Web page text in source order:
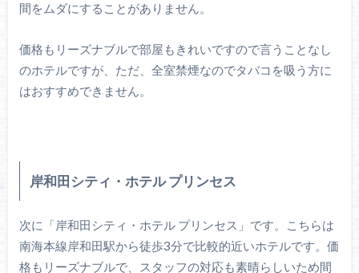
間をムダにすることがありません。
価格もリーズナブルで部屋もきれいですので言うことなし
のホテルですが、ただ、全室禁煙なのでタバコを吸う方に
はおすすめできません。
岸和田シティ・ホテル プリンセス
次に「岸和田シティ・ホテル プリンセス」です。こちらは
南海本線岸和田駅から徒歩3分で比較的近いホテルです。価
格もリーズナブルで、スタッフの対応も素晴らしいため間